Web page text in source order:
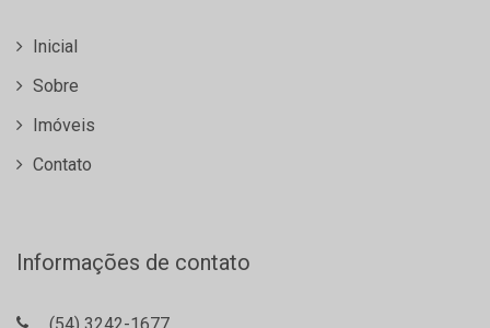
Inicial
Sobre
Imóveis
Contato
Informações de contato